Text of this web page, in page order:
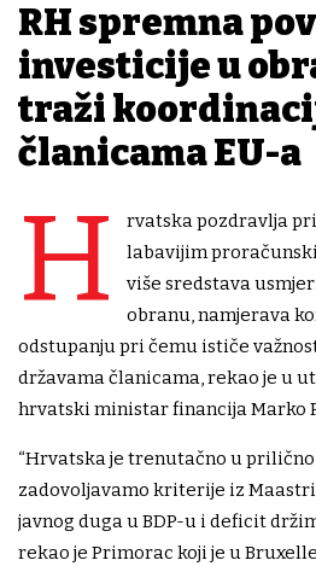
RH spremna
investicije u
traži
članicama EU-a
H
rvatska pozdravlja
labavijim
više sredstava
obranu, namjerava
odstupanju pri čemu ističe
državama članicama, rekao je u
hrvatski ministar financija Marko
“Hrvatska je trenutačno u
zadovoljavamo kriterije iz
javnog duga u BDP-u i deficit
rekao je Primorac koji je u